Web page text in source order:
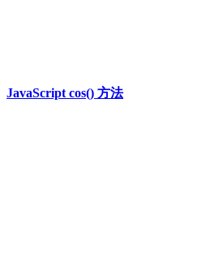
JavaScript cos() 方法